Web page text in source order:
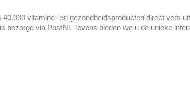
vitamine- en gezondheidsproducten direct vers
bezorgd via PostNl. Tevens bieden we u de unieke